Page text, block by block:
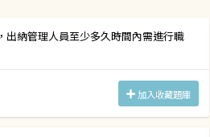
出納管理人員至少多久時間內需進行職
加入收藏題庫